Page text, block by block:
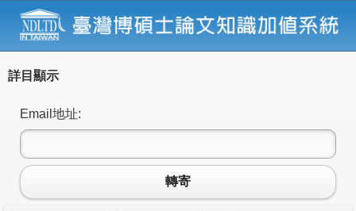
詳目顯示
Email地址:
轉寄